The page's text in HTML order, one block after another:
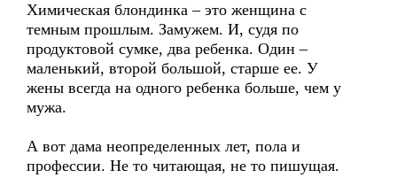
Химическая блондинка – это женщина с
темным прошлым. Замужем. И, судя по
продуктовой сумке, два ребенка. Один –
маленький, второй большой, старше ее. У
жены всегда на одного ребенка больше, чем у
мужа.
А вот дама неопределенных лет, пола и
профессии. Не то читающая, не то пишущая.